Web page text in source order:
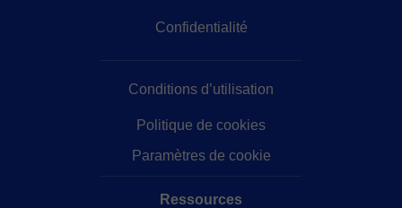
Confidentialité
Conditions d’utilisation
Politique de cookies
Paramètres de cookie
Ressources